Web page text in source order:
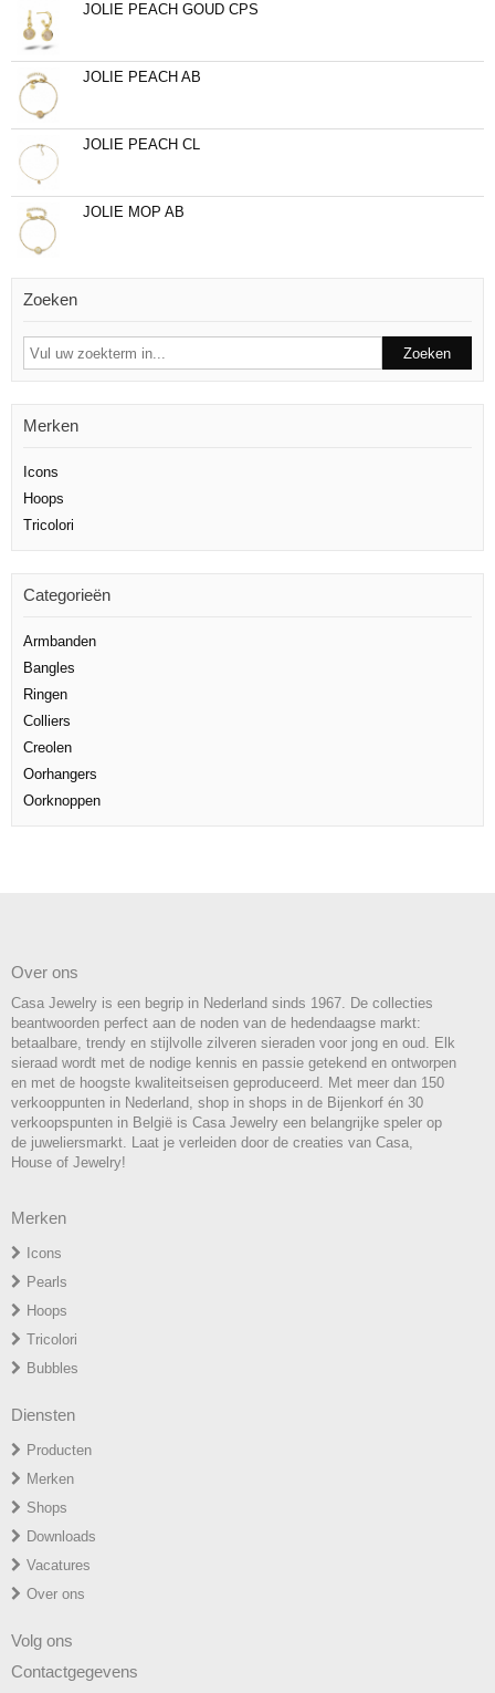
JOLIE PEACH GOUD CPS
JOLIE PEACH AB
JOLIE PEACH CL
JOLIE MOP AB
Zoeken
Merken
Icons
Hoops
Tricolori
Categorieën
Armbanden
Bangles
Ringen
Colliers
Creolen
Oorhangers
Oorknoppen
Over ons
Casa Jewelry is een begrip in Nederland sinds 1967. De collecties
beantwoorden perfect aan de noden van de hedendaagse markt:
betaalbare, trendy en stijlvolle zilveren sieraden voor jong en oud. Elk
sieraad wordt met de nodige kennis en passie getekend en ontworpen
en met de hoogste kwaliteitseisen geproduceerd. Met meer dan 150
verkooppunten in Nederland, shop in shops in de Bijenkorf én 30
verkoopspunten in België is Casa Jewelry een belangrijke speler op
de juweliersmarkt. Laat je verleiden door de creaties van Casa,
House of Jewelry!
Merken
Icons
Pearls
Hoops
Tricolori
Bubbles
Diensten
Producten
Merken
Shops
Downloads
Vacatures
Over ons
Volg ons
Contactgegevens